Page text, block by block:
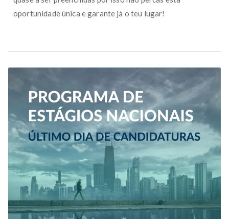
oportunidade única e garante já o teu lugar!